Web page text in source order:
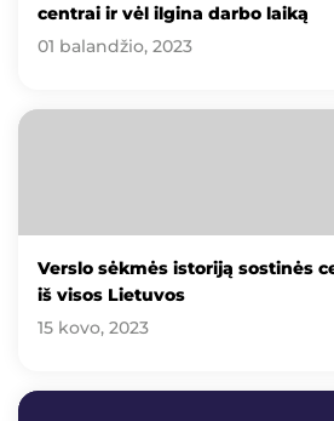
centrai ir vėl ilgina darbo laiką
01 balandžio, 2023
Verslo sėkmės istoriją sostinės
iš visos Lietuvos
15 kovo, 2023